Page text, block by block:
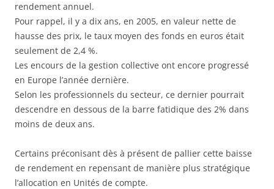
rendement annuel.
Pour rappel, il y a dix ans, en 2005, en valeur nette de
hausse des prix, le taux moyen des fonds en euros était
seulement de 2,4 %.
Les encours de la gestion collective ont encore progressé
en Europe l’année dernière.
Selon les professionnels du secteur, ce dernier pourrait
descendre en dessous de la barre fatidique des 2% dans
moins de deux ans.
Certains préconisant dès à présent de pallier cette baisse
de rendement en repensant de manière plus stratégique
l’allocation en Unités de compte.